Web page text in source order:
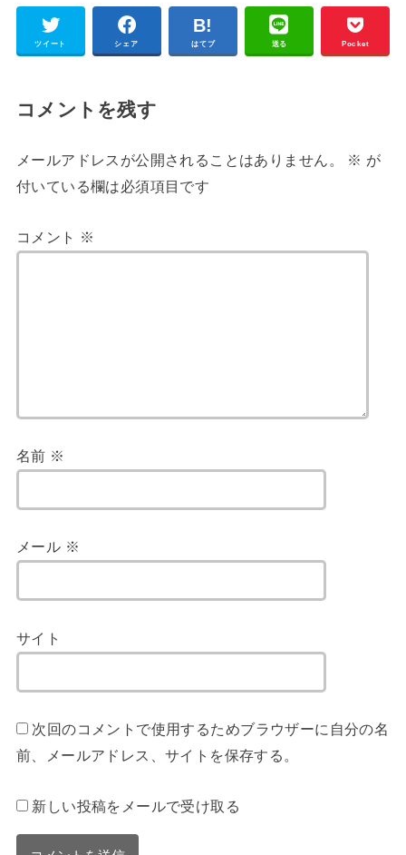
ツイート シェア はてブ 送る Pocket
コメントを残す
メールアドレスが公開されることはありません。 ※ が
付いている欄は必須項目です
コメント ※
名前 ※
メール ※
サイト
次回のコメントで使用するためブラウザーに自分の名
前、メールアドレス、サイトを保存する。
新しい投稿をメールで受け取る